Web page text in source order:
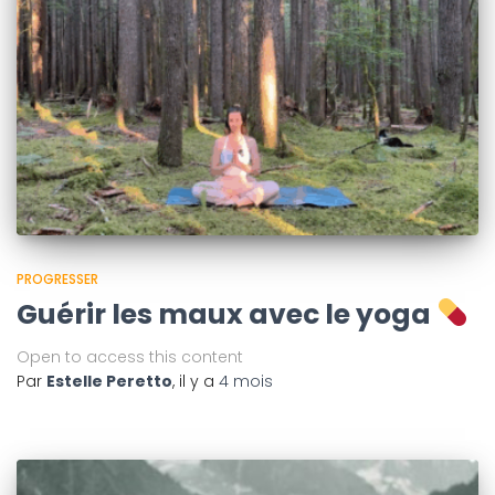
PROGRESSER
Guérir les maux avec le yoga
Open to access this content
Par Estelle Peretto, il y a 4 mois